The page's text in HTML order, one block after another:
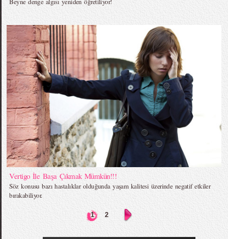
Vertigo İle Başa Çıkmak Mümkün!!!
Söz konusu bazı hastalıklar olduğunda yaşam kalitesi üzerinde negatif etkiler
bırakabiliyor.
1 2